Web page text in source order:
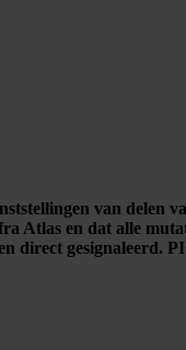
van delen
Atlas en dat alle
direct gesignaleerd.